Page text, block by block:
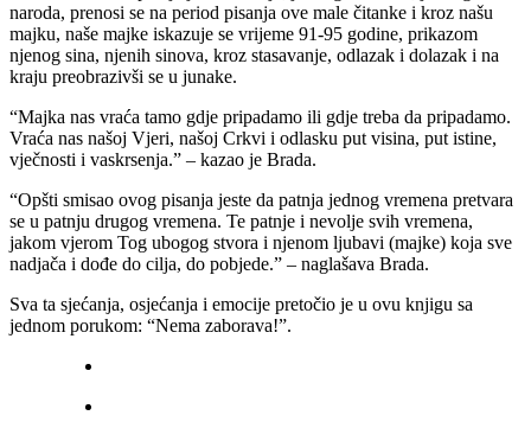
naroda, prenosi se na period pisanja ove male čitanke i kroz našu
majku, naše majke iskazuje se vrijeme 91-95 godine, prikazom
njenog sina, njenih sinova, kroz stasavanje, odlazak i dolazak i na
kraju preobrazivši se u junake.
“Majka nas vraća tamo gdje pripadamo ili gdje treba da pripadamo.
Vraća nas našoj Vjeri, našoj Crkvi i odlasku put visina, put istine,
vječnosti i vaskrsenja.” – kazao je Brada.
“Opšti smisao ovog pisanja jeste da patnja jednog vremena pretvara
se u patnju drugog vremena. Te patnje i nevolje svih vremena,
jakom vjerom Tog ubogog stvora i njenom ljubavi (majke) koja sve
nadjača i dođe do cilja, do pobjede.” – naglašava Brada.
Sva ta sjećanja, osjećanja i emocije pretočio je u ovu knjigu sa
jednom porukom: “Nema zaborava!”.